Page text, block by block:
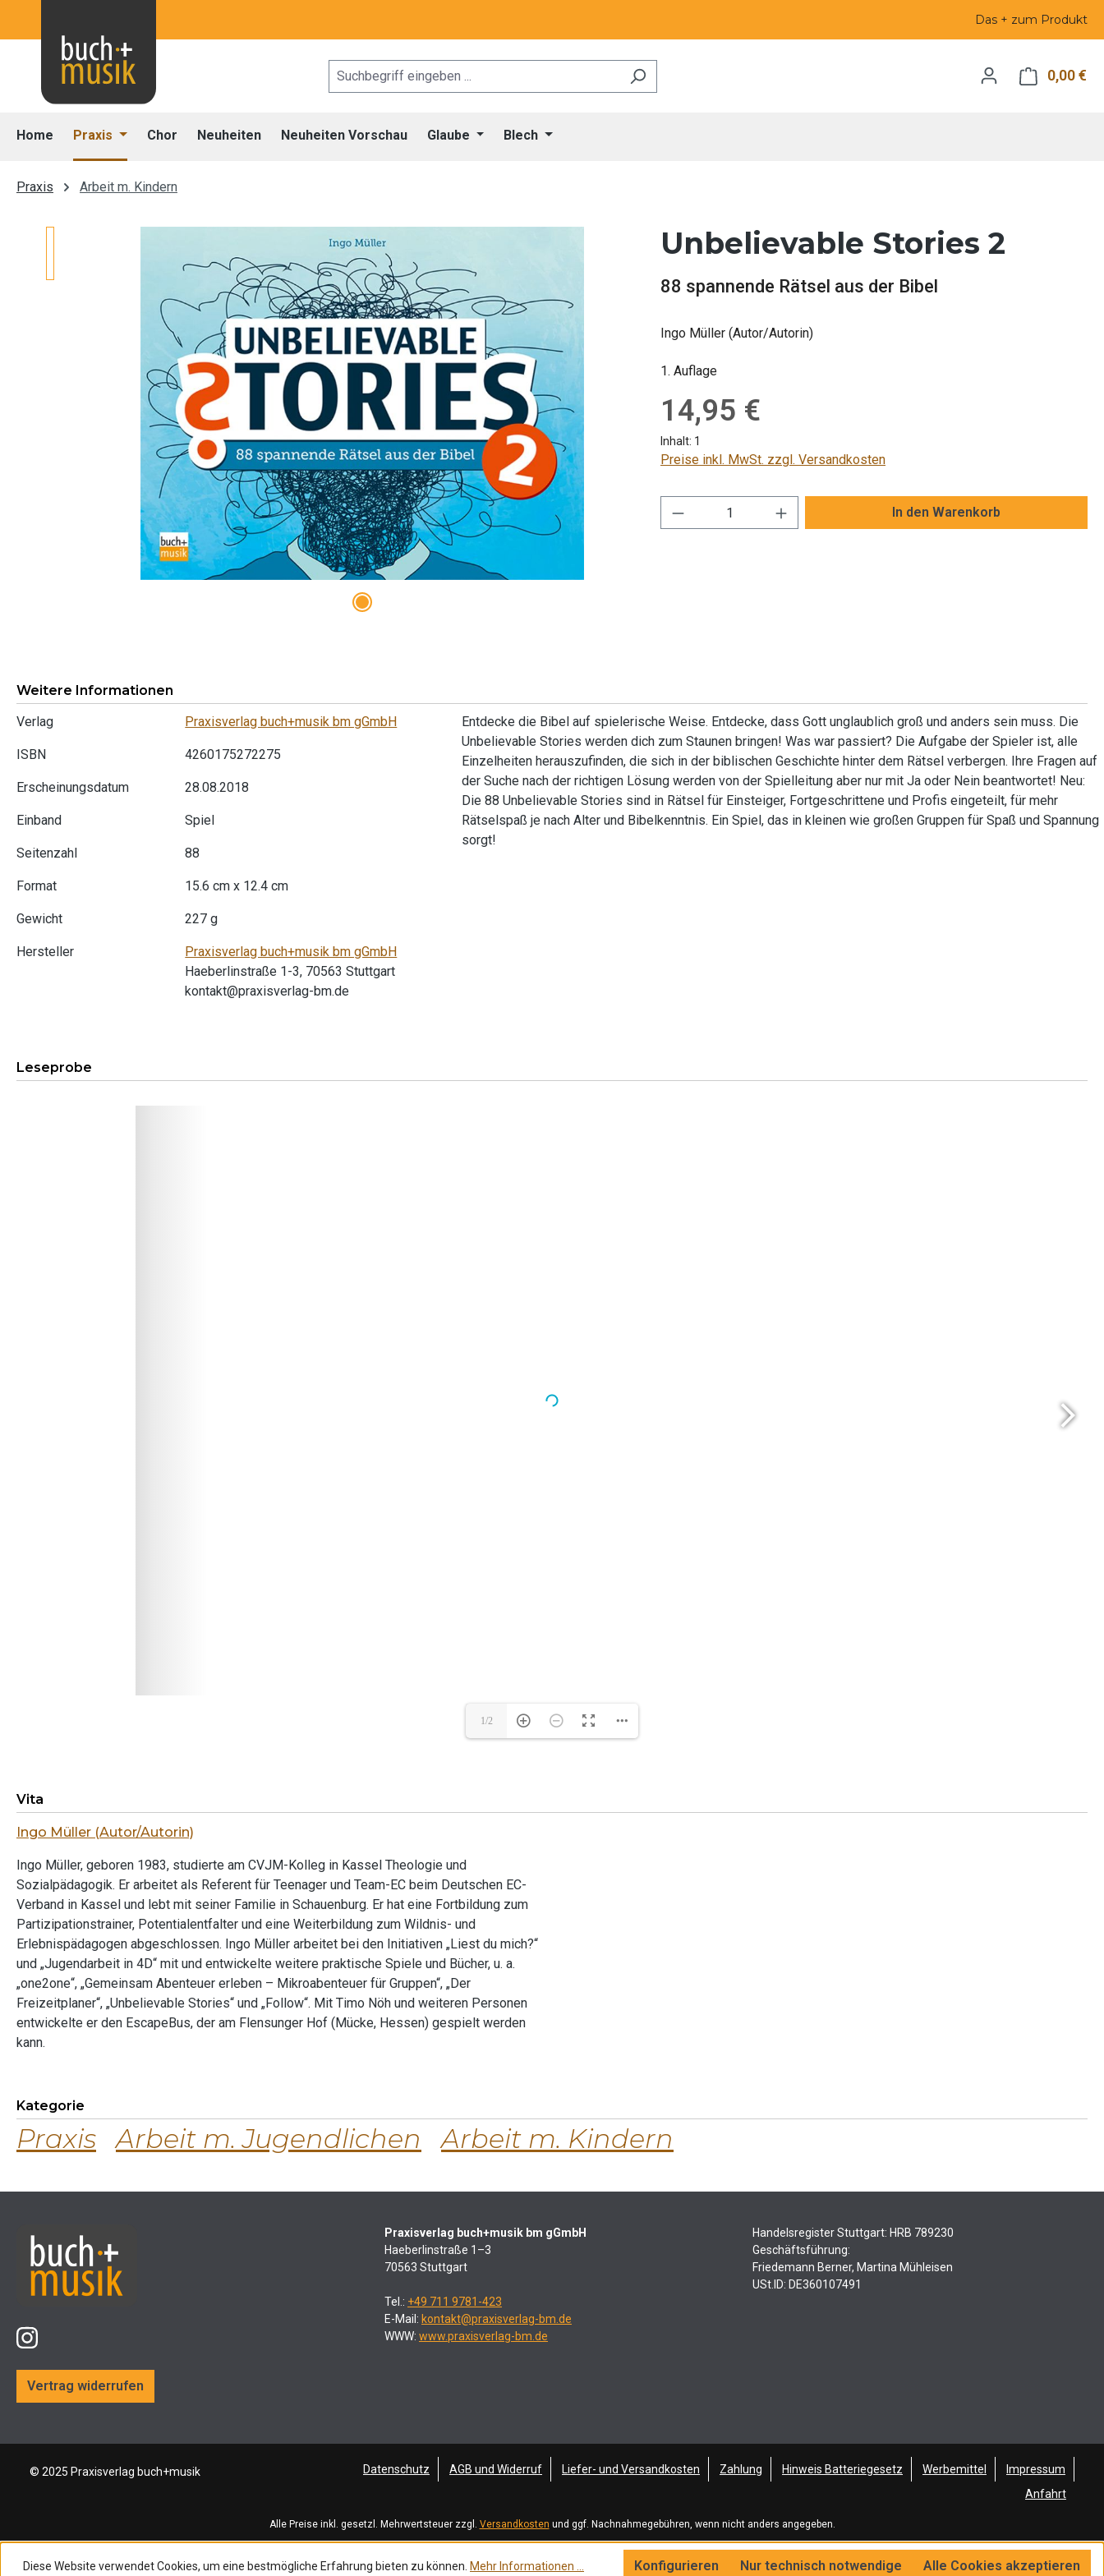
Das + zum Produkt
0,00 €
Home Praxis Chor Neuheiten Neuheiten Vorschau Glaube Blech
Praxis Arbeit m. Kindern
Unbelievable Stories 2
88 spannende Rätsel aus der Bibel
Ingo Müller (Autor/Autorin)
1. Auflage
Regulärer Preis:
14,95 €
Inhalt: 1
Preise inkl. MwSt. zzgl. Versandkosten
Produkt Anzahl: Gib den gewünschten Wert ein
In den Warenkorb
Weitere Informationen
Verlag
Praxisverlag buch+musik bm gGmbH
ISBN 4260175272275
Erscheinungsdatum 28.08.2018
Einband Spiel
Seitenzahl 88
Format 15.6 cm x 12.4 cm
Gewicht 227 g
Hersteller
Praxisverlag buch+musik bm gGmbH
Haeberlinstraße 1-3, 70563 Stuttgart
kontakt@praxisverlag-bm.de
Entdecke die Bibel auf spielerische Weise. Entdecke, dass Gott unglaublich groß und anders sein muss. Die
Unbelievable Stories werden dich zum Staunen bringen! Was war passiert? Die Aufgabe der Spieler ist, alle
Einzelheiten herauszufinden, die sich in der biblischen Geschichte hinter dem Rätsel verbergen. Ihre Fragen auf
der Suche nach der richtigen Lösung werden von der Spielleitung aber nur mit Ja oder Nein beantwortet! Neu:
Die 88 Unbelievable Stories sind in Rätsel für Einsteiger, Fortgeschrittene und Profis eingeteilt, für mehr
Rätselspaß je nach Alter und Bibelkenntnis. Ein Spiel, das in kleinen wie großen Gruppen für Spaß und Spannung
sorgt!
Leseprobe
Vita
Ingo Müller (Autor/Autorin)
Ingo Müller, geboren 1983, studierte am CVJM-Kolleg in Kassel Theologie und
Sozialpädagogik. Er arbeitet als Referent für Teenager und Team-EC beim Deutschen EC-
Verband in Kassel und lebt mit seiner Familie in Schauenburg. Er hat eine Fortbildung zum
Partizipationstrainer, Potentialentfalter und eine Weiterbildung zum Wildnis- und
Erlebnispädagogen abgeschlossen. Ingo Müller arbeitet bei den Initiativen „Liest du mich?“
und „Jugendarbeit in 4D“ mit und entwickelte weitere praktische Spiele und Bücher, u. a.
„one2one“, „Gemeinsam Abenteuer erleben – Mikroabenteuer für Gruppen“, „Der
Freizeitplaner“, „Unbelievable Stories“ und „Follow“. Mit Timo Nöh und weiteren Personen
entwickelte er den EscapeBus, der am Flensunger Hof (Mücke, Hessen) gespielt werden
kann.
Kategorie
Praxis Arbeit m. Jugendlichen Arbeit m. Kindern
Vertrag widerrufen
Praxisverlag buch+musik bm gGmbH
Haeberlinstraße 1–3
70563 Stuttgart
Tel.: +49 711 9781-423
E-Mail: kontakt@praxisverlag-bm.de
WWW: www.praxisverlag-bm.de
Handelsregister Stuttgart: HRB 789230
Geschäftsführung:
Friedemann Berner, Martina Mühleisen
USt.ID: DE360107491
© 2025 Praxisverlag buch+musik Datenschutz AGB und Widerruf Liefer- und Versandkosten Zahlung Hinweis Batteriegesetz Werbemittel
Impressum
Anfahrt
Alle Preise inkl. gesetzl. Mehrwertsteuer zzgl. Versandkosten und ggf. Nachnahmegebühren, wenn nicht anders angegeben.
Diese Website verwendet Cookies, um eine bestmögliche Erfahrung bieten zu können. Mehr Informationen ... Nur technisch notwendige
Konfigurieren Alle Cookies akzeptieren